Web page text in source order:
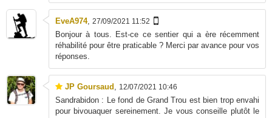
EveA974, 27/09/2021 11:52
Bonjour à tous. Est-ce ce sentier qui a ère récemment
réhabilité pour être praticable ? Merci par avance pour vos
réponses.
JP Goursaud , 12/07/2021 10:46
Sandrabidon : Le fond de Grand Trou est bien trop envahi
pour bivouaquer sereinement. Je vous conseille plutôt le